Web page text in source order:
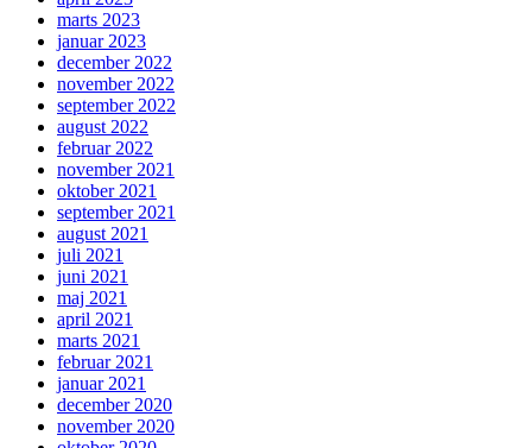
marts 2023
januar 2023
december 2022
november 2022
september 2022
august 2022
februar 2022
november 2021
oktober 2021
september 2021
august 2021
juli 2021
juni 2021
maj 2021
april 2021
marts 2021
februar 2021
januar 2021
december 2020
november 2020